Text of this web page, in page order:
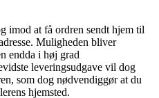
imod at få ordren sendt hjem til
Muligheden bliver
endda i høj grad
leveringsudgave vil dog
som dog nødvendiggør at du
hjemsted.